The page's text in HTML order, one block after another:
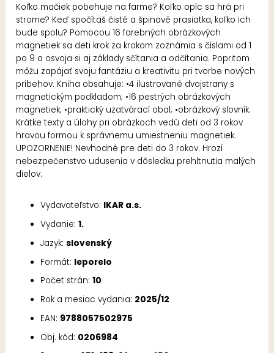
Koľko mačiek pobehuje na farme? Koľko opíc sa hrá pri
strome? Keď spočítaš čisté a špinavé prasiatka, koľko ich
bude spolu? Pomocou 16 farebných obrázkových
magnetiek sa deti krok za krokom zoznámia s číslami od 1
po 9 a osvoja si aj základy sčítania a odčítania. Popritom
môžu zapájať svoju fantáziu a kreativitu pri tvorbe nových
príbehov. Kniha obsahuje: •4 ilustrované dvojstrany s
magnetickým podkladom; •16 pestrých obrázkových
magnetiek; •praktický uzatvárací obal; •obrázkový slovník.
Krátke texty a úlohy pri obrázkoch vedú deti od 3 rokov
hravou formou k správnemu umiestneniu magnetiek.
UPOZORNENIE! Nevhodné pre deti do 3 rokov. Hrozí
nebezpečenstvo udusenia v dôsledku prehltnutia malých
dielov.
Vydavateľstvo: IKAR a.s.
Vydanie:1.
Jazyk:slovenský
Formát: leporelo
Počet strán:10
Rok a mesiac vydania: 2025/12
EAN: 9788057502975
Obj. kód: 0206984